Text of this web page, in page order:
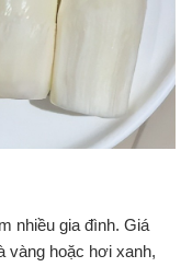
nhiều gia đình. Giá
vàng hoặc hơi xanh,